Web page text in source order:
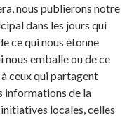
nous publierons notre
dans les jours qui
ce qui nous étonne
nous emballe ou de ce
ceux qui partagent
informations de la
locales, celles